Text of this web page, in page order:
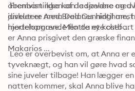
åbenbart ikke kan lade være
diskutere med Brad Cunningham,
hjertehamrende flotte nye chef ...
Fremvisningen af de sjældne og
juveler er Anna Delanes hidtil
modelopgave. Men da et
er Anna prisgivet den græske
Makarios ...
Leo er overbevist om, at Anna er
tyveknægt, og han vil gøre hvad
sine juveler tilbage! Han lægger
natten kommer, skal Anna blive